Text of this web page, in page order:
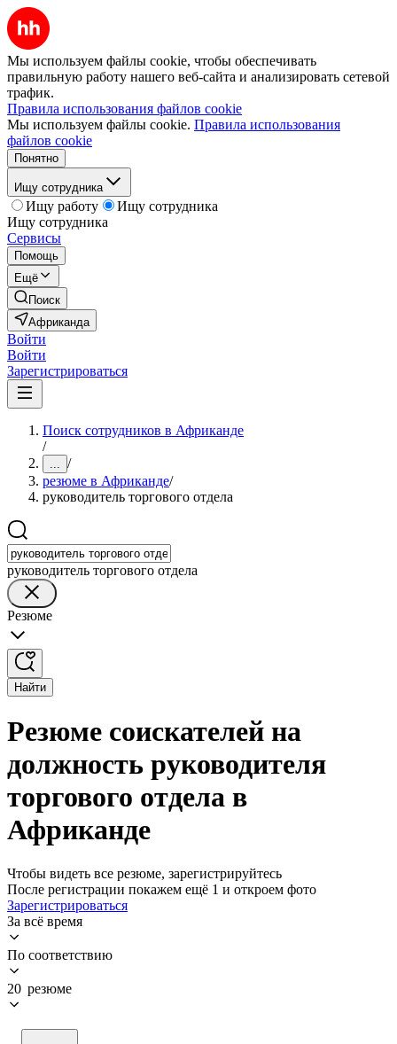
Мы используем файлы cookie, чтобы обеспечивать
правильную работу нашего веб-сайта и анализировать сетевой
трафик.
Правила использования файлов cookie
Мы используем файлы cookie. Правила использования
файлов cookie
Понятно
Ищу сотрудника
Ищу работу
Ищу сотрудника
Ищу сотрудника
Сервисы
Помощь
Ещё
Поиск
Африканда
Войти
Войти
Зарегистрироваться
Поиск сотрудников в Африканде
/
... /
резюме в Африканде/
руководитель торгового отдела
руководитель торгового отдела
Резюме
Найти
Резюме соискателей на
должность руководителя
торгового отдела в
Африканде
Чтобы видеть все резюме, зарегистрируйтесь
После регистрации покажем ещё 1 и откроем фото
Зарегистрироваться
За всё время
По соответствию
20 резюме